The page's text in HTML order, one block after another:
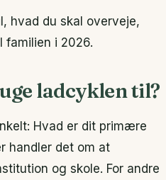
hvad du skal overveje,
familien i 2026.
ladcyklen til?
Hvad er dit primære
handler det om at
og skole. For andre